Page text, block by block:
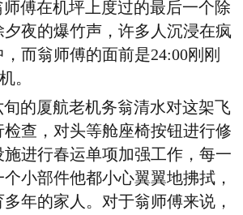
在机坪上度过的最后一个除
夕夜的爆竹声，许多人沉浸在疯
而翁师傅的面前是24:00刚刚
。
厦航老机务翁清水对这架飞
查，对头等舱座椅按钮进行修
进行春运单项加强工作，每一
小部件他都小心翼翼地拂拭，
年的家人。对于翁师傅来说，